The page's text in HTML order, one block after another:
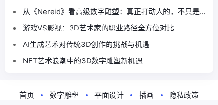
从《Nereid》看高级数字雕塑：真正打动人的，不只是细
游戏VS影视：3D艺术家的职业路径全方位对比
AI生成艺术对传统3D创作的挑战与机遇
NFT艺术浪潮中的3D数字雕塑新机遇
首页 数字雕塑 平面设计 插画 隐私政策